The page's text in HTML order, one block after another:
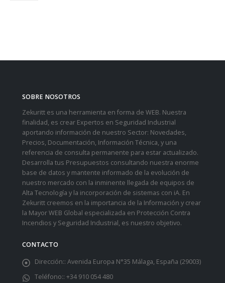
SOBRE NOSOTROS
Zekuritt es una herramienta en forma de WEB. Nuestra
finalidad, es crear Expertos en Seguridad Industrial
aportando información de nuestro Sector: Novedades,
Precios, Documentación, Información Técnica, y una
referencia de consulta permanente para estar actualizado.
Desarrolla tus Presupuestos consultando nuestra enorme
base de datos y mantente informado de la evolución de
nuestro mercado con la inminente llegada de equipos de
Alta Tecnología y la incorporación de sistemas con iA. En
Zekuritt creemos en la importancia de la Información y crear
la Mayor WEB Global especializada en Protección Contra
Incendios y Seguridad Industrial, es nuestro objetivo.
CONTACTO
Dirección:: Avenida Europa N°35 Málaga, España (29003)
Teléfono:: +34 910 054 480